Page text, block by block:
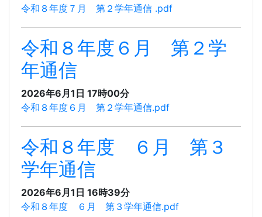
令和８年度７月 第２学年通信 .pdf
令和８年度６月 第２学
年通信
2026年6月1日 17時00分
令和８年度６月 第２学年通信.pdf
令和８年度 ６月 第３
学年通信
2026年6月1日 16時39分
令和８年度 ６月 第３学年通信.pdf